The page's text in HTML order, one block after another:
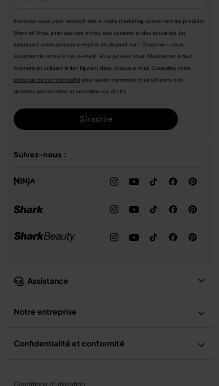
Assistance
Notre entreprise
Confidentialité et conformité
Inscrivez-vous pour recevoir des e-mails marketing concernant les produits
Shark et Ninja, ainsi que des offres, des conseils et des actualités. En
saisissant votre adresse e-mail et en cliquant sur « S'inscrire », vous
acceptez de recevoir ces e-mails. Vous pouvez vous désabonner à tout
moment en utilisant le lien figurant dans chaque e-mail. Consultez notre
politique de confidentialité pour savoir comment nous utilisons vos
données personnelles et connaître vos droits.
S'inscrire
Suivez-nous :
Conditions d’utilisation